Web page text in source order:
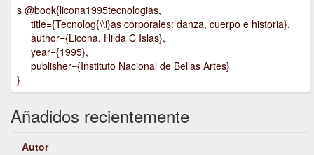
s @book{licona1995tecnologias,
title={Tecnolog{\\i}as corporales: danza, cuerpo e historia},
author={Licona, Hilda C Islas},
year={1995},
publisher={Instituto Nacional de Bellas Artes}
}
Añadidos recientemente
Autor